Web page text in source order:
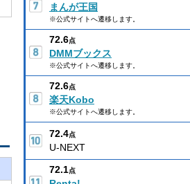
まんが王国
※公式サイトへ遷移します。
72.6点
DMMブックス
※公式サイトへ遷移します。
72.6点
楽天Kobo
※公式サイトへ遷移します。
72.4点
U-NEXT
72.1点